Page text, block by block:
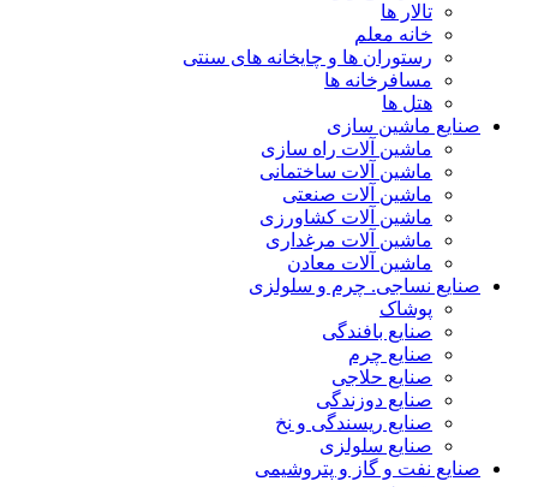
تالار ها
خانه معلم
رستوران ها و چایخانه های سنتی
مسافرخانه ها
هتل ها
صنایع ماشین سازی
ماشین آلات راه سازی
ماشین آلات ساختمانی
ماشین آلات صنعتی
ماشین آلات کشاورزی
ماشین آلات مرغداری
ماشین آلات معادن
صنایع نساجی. چرم و سلولزی
پوشاک
صنایع بافندگی
صنایع چرم
صنایع حلاجی
صنایع دوزندگی
صنایع ریسندگی و نخ
صنایع سلولزی
صنایع نفت و گاز و پتروشیمی